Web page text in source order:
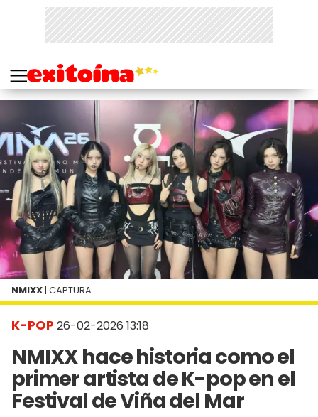
K-POP 26-02-2026 13:18
NMIXX hace historia como el
primer artista de K-pop en el
Festival de Viña del Mar
NMIXX | CAPTURA